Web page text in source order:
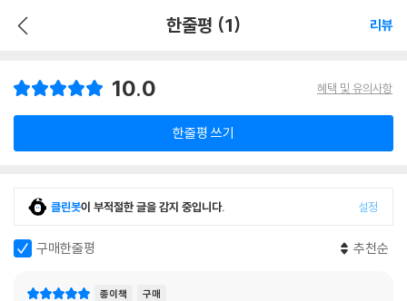
한줄평 (1) 리뷰
10.0 혜택 및 유의사항
한줄평 쓰기
클린봇이 부적절한 글을 감지 중입니다. 설정
구매한줄평 추천순
종이책 구매